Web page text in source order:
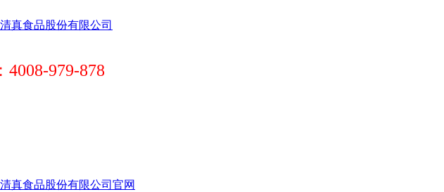
979-878